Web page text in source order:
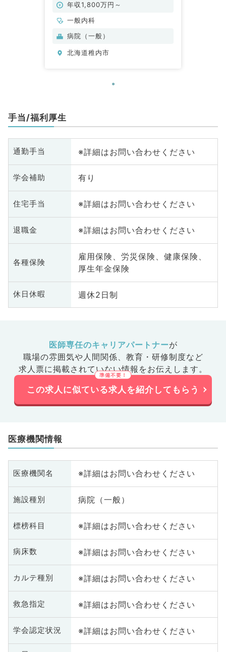
年収1,800万円～
一般内科
病院（一般）
北海道稚内市
手当/福利厚生
通勤手当 ※詳細はお問い合わせください
学会補助 有り
住宅手当 ※詳細はお問い合わせください
退職金 ※詳細はお問い合わせください
各種保険
雇用保険、労災保険、健康保険、
厚生年金保険
休日休暇 週休2日制
医師専任のキャリアパートナーが
職場の雰囲気や人間関係、 教育・研修制度など
求人票に掲載されていない情報をお伝えします。
この求人に似ている求人を紹介してもらう
医療機関情報
医療機関名 ※詳細はお問い合わせください
施設種別 病院（一般）
標榜科目 ※詳細はお問い合わせください
病床数 ※詳細はお問い合わせください
カルテ種別 ※詳細はお問い合わせください
救急指定 ※詳細はお問い合わせください
学会認定状況 ※詳細はお問い合わせください